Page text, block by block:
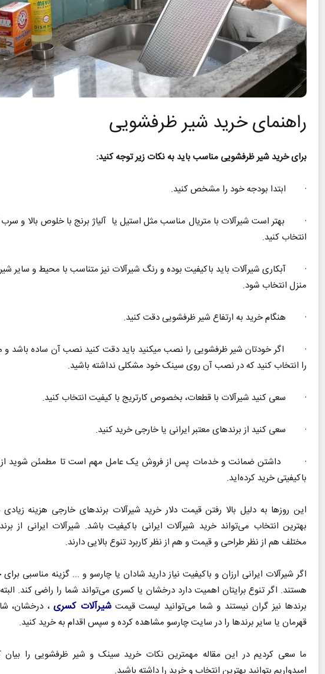
راهنمای خرید شیر ظرفشویی
برای خرید شیر ظرفشویی مناسب باید به نکات زیر توجه کنید:
· ابتدا بودجه خود را مشخص کنید.
· بهتر است شیرآلات با متریال مناسب مثل استیل یا آلیاژ برنج با خلوص بالا و سرب
انتخاب کنید.
· آبکاری شیرآلات باید باکیفیت بوده و رنگ شیرآلات نیز متناسب با محیط و سایر
منزل انتخاب شود.
· هنگام خرید به ارتفاع شیر ظرفشویی دقت کنید.
· اگر خودتان شیر ظرفشویی را نصب میکنید باید دقت کنید نصب آن ساده باشد و
را انتخاب کنید که در نصب آن روی سینک خود مشکلی نداشته باشید.
· سعی کنید شیرآلات با قطعات، بخصوص کارتریج با کیفیت انتخاب کنید.
· سعی کنید از برندهای معتبر ایرانی یا خارجی خرید کنید.
· داشتن ضمانت و خدمات پس از فروش یک عامل مهم است تا مطمئن شوید از
باکیفیتی خرید کرده‌اید.
این روزها به دلیل بالا رفتن قیمت دلار خرید شیرآلات برندهای خارجی هزینه زیادی
بهترین انتخاب می‌تواند خرید شیرآلات ایرانی باکیفیت باشد. شیرآلات ایرانی از
مختلف هم از نظر طراحی و قیمت و هم از نظر کاربرد تنوع بالایی دارند.
اگر شیرآلات ایرانی ارزان و باکیفیت نیاز دارید شادان یا چارسو و ... گزینه مناسبی
هستند. اگر تنوع برایتان اهمیت دارد درخشان یا کسری می‌تواند شما را راضی کند.
برندها نیز گران نیستند و شما می‌توانید لیست قیمتشیرآلات کسری، درخشان،
قهرمان یا سایر برندها را در سایت چارسو مشاهده کرده و سپس اقدام به خرید کنید.
ما سعی کردیم در این مقاله مهمترین نکات خرید سینک و شیر ظرفشویی را بیان
امیدواریم بتوانید بهترین انتخاب و خرید را داشته باشید.
صفحات نخست روزنامه ها‌ی شنبه ۳ مردادماه
صفحات نخست روزنامه‌ها‌ی پنجشنبه ۱ مردادماه